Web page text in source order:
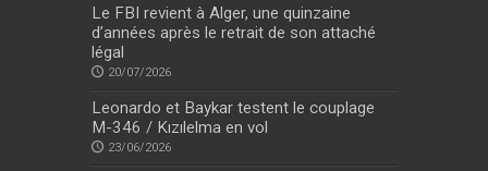
Le FBI revient à Alger, une quinzaine
d’années après le retrait de son attaché
légal
20/07/2026
Leonardo et Baykar testent le couplage
M-346 / Kızılelma en vol
23/06/2026